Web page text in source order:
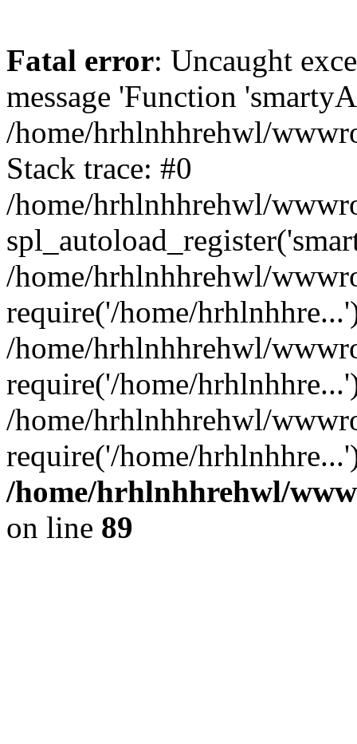
Fatal error: Uncaught
message 'Function
/home/hrhlnhhrehwl/
Stack trace: #0
/home/hrhlnhhrehwl/
/home/hrhlnhhrehwl/
require('/home/
/home/hrhlnhhrehwl/
require('/home/
/home/hrhlnhhrehwl/
require('/home/
/home/hrhlnhhrehwl/
on line 89